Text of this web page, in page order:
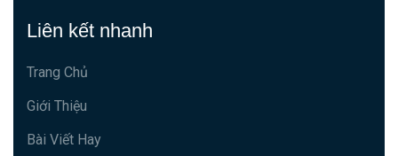
Liên kết nhanh
Trang Chủ
Giới Thiệu
Bài Viết Hay